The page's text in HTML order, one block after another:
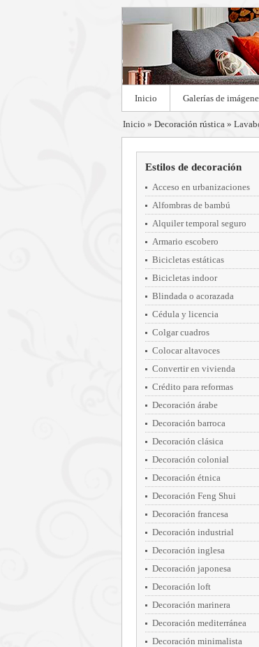
Inicio Galerías de
Inicio » Decoración rústica »
Estilos de decoración
Acceso en urbanizaciones
Alfombras de bambú
Alquiler temporal seguro
Armario escobero
Bicicletas estáticas
Bicicletas indoor
Blindada o acorazada
Cédula y licencia
Colgar cuadros
Colocar altavoces
Convertir en vivienda
Crédito para reformas
Decoración árabe
Decoración barroca
Decoración clásica
Decoración colonial
Decoración étnica
Decoración Feng Shui
Decoración francesa
Decoración industrial
Decoración inglesa
Decoración japonesa
Decoración loft
Decoración marinera
Decoración mediterránea
Decoración minimalista